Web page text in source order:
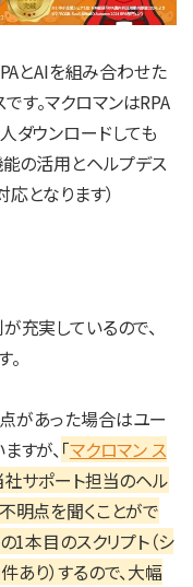
とAIを組み合わせた
す。マクロマンはRPA
ダウンロードしても
能の活用とヘルプデス
となります）
が充実しているので、
があった場合はユー
すが、 「マクロマン ス
社サポート担当のヘル
明点を聞くことがで
1本目のスクリプト（シ
あり）するので、大幅